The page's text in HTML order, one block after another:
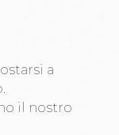
a
il nostro